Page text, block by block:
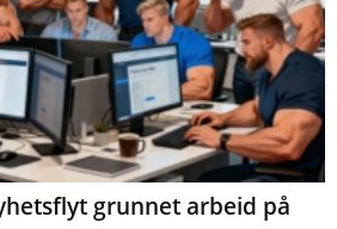
grunnet arbeid på